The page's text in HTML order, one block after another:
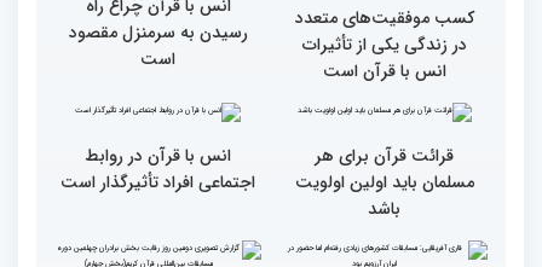
همه باید قرآنی و اهل قرآن
شویم/ ایران بیش از
کشورهای دیگر دغدغه مردم
فلسطین را دارد
دومین محفل انس با قرآن
ویژه بانوان در فرهنگسرای
کسب موفقیت‌های متعدد
در زندگی یکی از تأثیرات
انس با قرآن است
انس با قرآن چراغ راه
است